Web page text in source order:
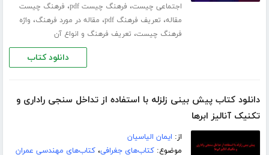
اجتماعی چیست، فرهنگ چیست pdf ، فرهنگ چیست
مقاله، تعریف فرهنگ pdf ، مقاله در مورد فرهنگ، واژه
فرهنگ چیست، تعریف فرهنگ و انواع آن
دانلود کتاب
دانلود کتاب پیش بینی زلزله با استفاده از تداخل سنجی راداری و
تکنیک آنالیز ابرها
از: ایمان الیاسیان
موضوع:کتاب‌های جغرافی،کتاب‌های مهندسی عمران